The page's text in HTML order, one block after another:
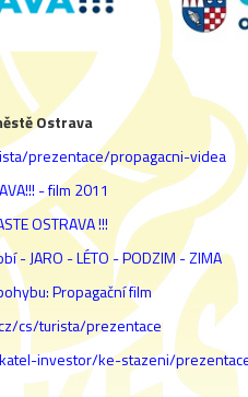
Ostrava
prezentace/propagacni-videa
- film 2011
OSTRAVA !!!
- JARO - LÉTO - PODZIM - ZIMA
Propagační film
cs/turista/prezentace
investor/ke-stazeni/